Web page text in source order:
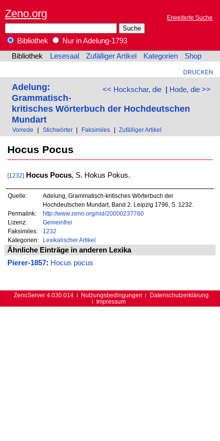
Zeno.org Erweiterte Suche
Bibliothek
Nur in Adelung-1793
Bibliothek
Lesesaal Zufälliger Artikel Kategorien Shop
DRUCKEN
<< Hockschar, die| Hode, die >>
Adelung:
Grammatisch-
kritisches Wörterbuch der Hochdeutschen
Mundart
Vorrede Stichwörter Faksimiles Zufälliger Artikel
Hocus Pocus
[1232] Hocus Pocus, S. Hokus Pokus.
Quelle:
Adelung, Grammatisch-kritisches Wörterbuch der
Hochdeutschen Mundart, Band 2. Leipzig 1796, S. 1232.
Permalink:
http://www.zeno.org/nid/20000237760
Lizenz:
Gemeinfrei
Faksimiles:
1232
Kategorien:
Lexikalischer Artikel
Ähnliche Einträge in anderen Lexika
Pierer-1857: Hocus pocus
ZenoServer 4.030.014 Nutzungsbedingungen
Datenschutzerklärung
Impressum